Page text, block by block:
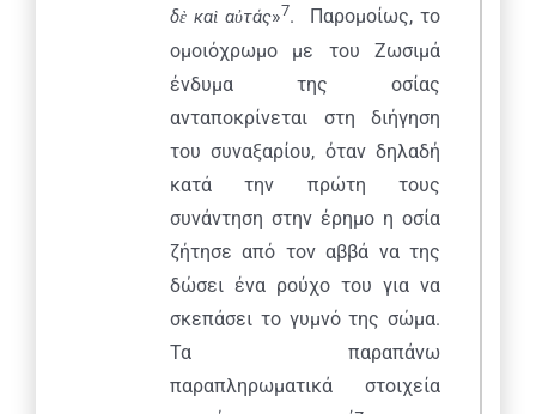
δὲ καὶ αὐτάς»7. Παρομοίως, το
ομοιόχρωμο με του Ζωσιμά
ένδυμα της οσίας
ανταποκρίνεται στη διήγηση
του συναξαρίου, όταν δηλαδή
κατά την πρώτη τους
συνάντηση στην έρημο η οσία
ζήτησε από τον αββά να της
δώσει ένα ρούχο του για να
σκεπάσει το γυμνό της σώμα.
Τα παραπάνω
παραπληρωματικά στοιχεία